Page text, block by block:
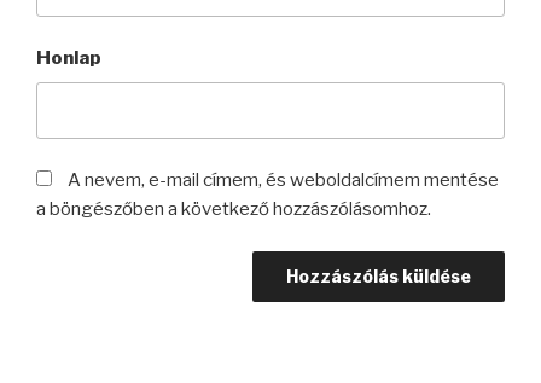
Honlap
A nevem, e-mail címem, és weboldalcímem mentése
a böngészőben a következő hozzászólásomhoz.